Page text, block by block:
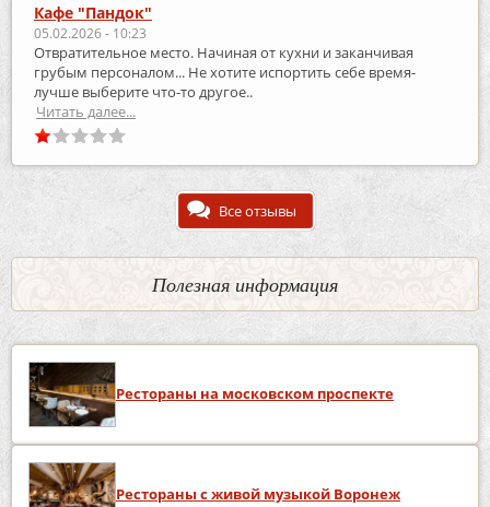
Кафе "Пандок"
05.02.2026 - 10:23
Отвратительное место. Начиная от кухни и заканчивая
грубым персоналом... Не хотите испортить себе время-
лучше выберите что-то другое..
Читать далее...
Все отзывы
Полезная информация
Рестораны на московском проспекте
Рестораны с живой музыкой Воронеж